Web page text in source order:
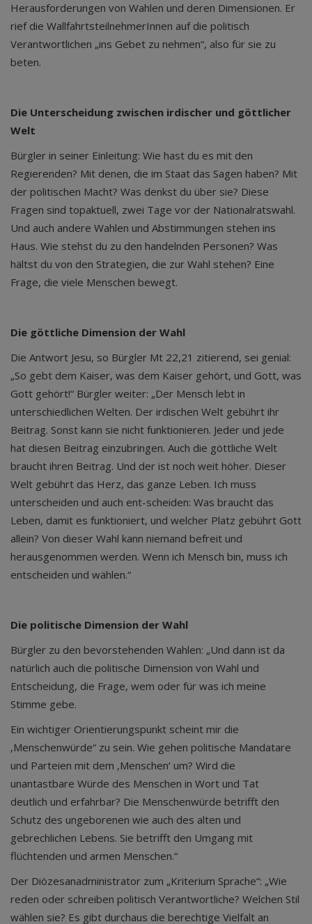
Herausforderungen von Wahlen und deren Dimensionen. Er
rief die WallfahrtsteilnehmerInnen auf die politisch
Verantwortlichen „ins Gebet zu nehmen“, also für sie zu
beten.
Die Unterscheidung zwischen irdischer und göttlicher
Welt
Bürgler in seiner Einleitung: Wie hast du es mit den
Regierenden? Mit denen, die im Staat das Sagen haben? Mit
der politischen Macht? Was denkst du über sie? Diese
Fragen sind topaktuell, zwei Tage vor der Nationalratswahl.
Und auch andere Wahlen und Abstimmungen stehen ins
Haus. Wie stehst du zu den handelnden Personen? Was
hältst du von den Strategien, die zur Wahl stehen? Eine
Frage, die viele Menschen bewegt.
Die göttliche Dimension der Wahl
Die Antwort Jesu, so Bürgler Mt 22,21 zitierend, sei genial:
„So gebt dem Kaiser, was dem Kaiser gehört, und Gott, was
Gott gehört!“ Bürgler weiter: „Der Mensch lebt in
unterschiedlichen Welten. Der irdischen Welt gebührt ihr
Beitrag. Sonst kann sie nicht funktionieren. Jeder und jede
hat diesen Beitrag einzubringen. Auch die göttliche Welt
braucht ihren Beitrag. Und der ist noch weit höher. Dieser
Welt gebührt das Herz, das ganze Leben. Ich muss
unterscheiden und auch ent-scheiden: Was braucht das
Leben, damit es funktioniert, und welcher Platz gebührt Gott
allein? Von dieser Wahl kann niemand befreit und
herausgenommen werden. Wenn ich Mensch bin, muss ich
entscheiden und wählen.“
Die politische Dimension der Wahl
Bürgler zu den bevorstehenden Wahlen: „Und dann ist da
natürlich auch die politische Dimension von Wahl und
Entscheidung, die Frage, wem oder für was ich meine
Stimme gebe.
Ein wichtiger Orientierungspunkt scheint mir die
‚Menschenwürde“ zu sein. Wie gehen politische Mandatare
und Parteien mit dem ‚Menschen‘ um? Wird die
unantastbare Würde des Menschen in Wort und Tat
deutlich und erfahrbar? Die Menschenwürde betrifft den
Schutz des ungeborenen wie auch des alten und
gebrechlichen Lebens. Sie betrifft den Umgang mit
flüchtenden und armen Menschen.“
Der Diözesanadministrator zum „Kriterium Sprache“: „Wie
reden oder schreiben politisch Verantwortliche? Welchen Stil
wählen sie? Es gibt durchaus die berechtige Vielfalt an